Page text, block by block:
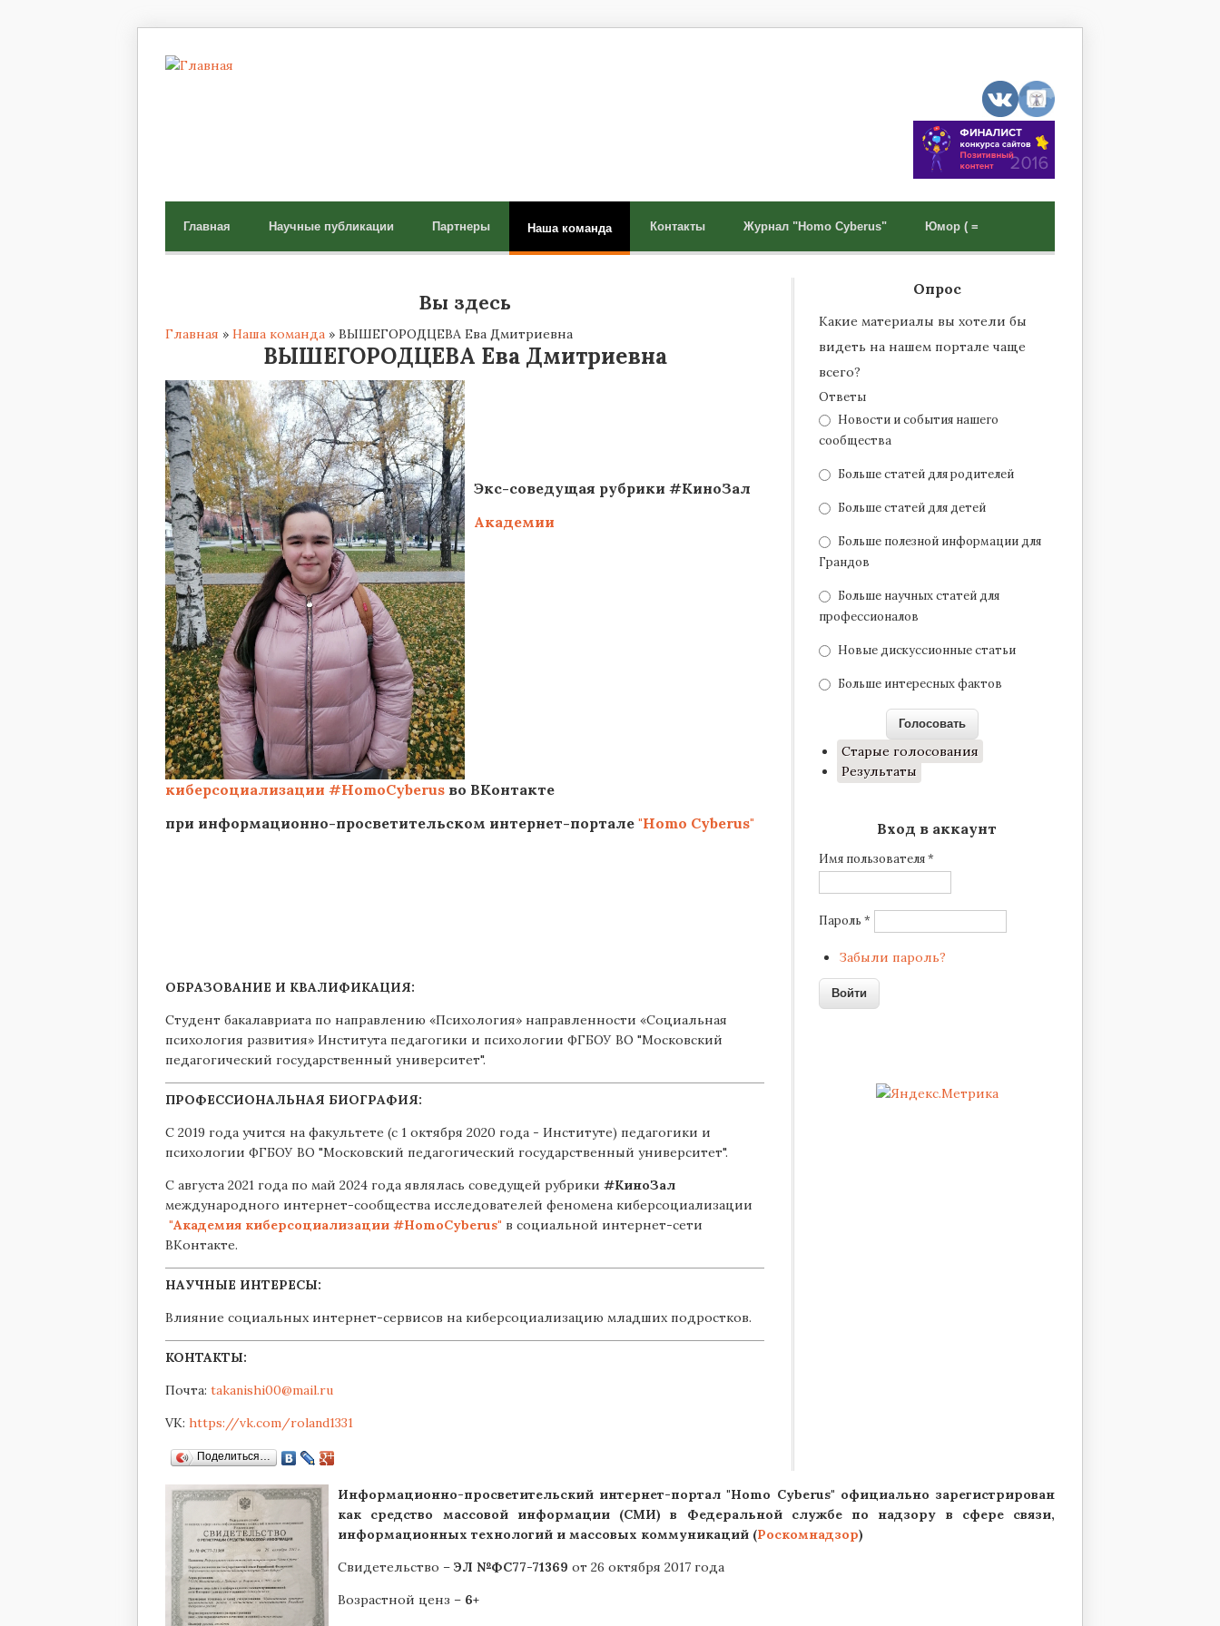
Главная Научные публикации Партнеры Наша команда Контакты Журнал "Homo Cyberus" Юмор ( =
Вы здесь
Главная » Наша команда » ВЫШЕГОРОДЦЕВА Ева Дмитриевна
ВЫШЕГОРОДЦЕВА Ева Дмитриевна
Экс-соведущая рубрики #КиноЗал
Академии
киберсоциализации #HomoCyberus во ВКонтакте
при информационно-просветительском интернет-портале "Homo Cyberus"
ОБРАЗОВАНИЕ И КВАЛИФИКАЦИЯ:
Студент бакалавриата по направлению «Психология» направленности «Социальная
психология развития» Института педагогики и психологии ФГБОУ ВО "Московский
педагогический государственный университет".
ПРОФЕССИОНАЛЬНАЯ БИОГРАФИЯ:
С 2019 года учится на факультете (с 1 октября 2020 года - Институте) педагогики и
психологии ФГБОУ ВО "Московский педагогический государственный университет".
С августа 2021 года по май 2024 года являлась соведущей рубрики #КиноЗал
международного интернет-сообщества исследователей феномена киберсоциализации
"Академия киберсоциализации #HomoCyberus" в социальной интернет-сети
ВКонтакте.
НАУЧНЫЕ ИНТЕРЕСЫ:
Влияние социальных интернет-сервисов на киберсоциализацию младших подростков.
КОНТАКТЫ:
Почта: takanishi00@mail.ru
VK: https://vk.com/roland1331
Поделиться…
Опрос
Какие материалы вы хотели бы
видеть на нашем портале чаще
всего?
Ответы
Новости и события нашего
сообщества
Больше статей для родителей
Больше статей для детей
Больше полезной информации для
Грандов
Больше научных статей для
профессионалов
Новые дискуссионные статьи
Больше интересных фактов
Старые голосования
Результаты
Вход в аккаунт
Имя пользователя*
Пароль *
Забыли пароль?
Информационно-просветительский интернет-портал "Homo Cyberus" официально зарегистрирован
как средство массовой информации (СМИ) в Федеральной службе по надзору в сфере связи,
информационных технологий и массовых коммуникаций (Роскомнадзор)
Свидетельство – ЭЛ №ФС77-71369 от 26 октября 2017 года
Возрастной ценз – 6+